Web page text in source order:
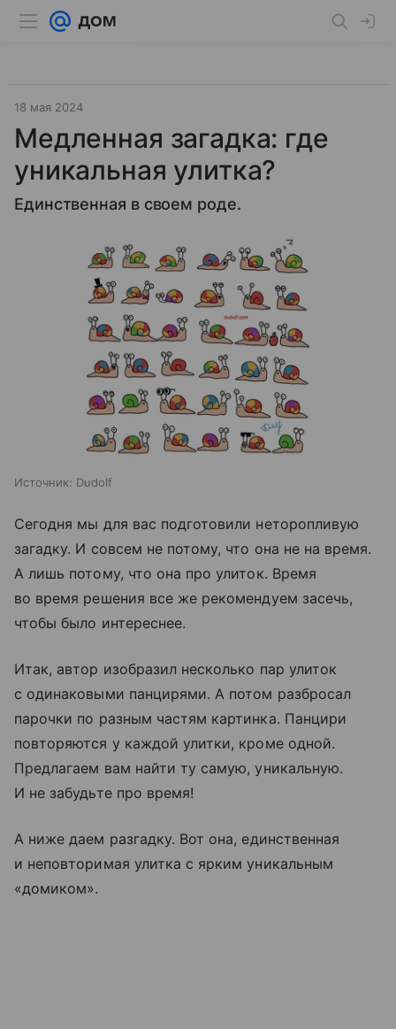
18 мая 2024
Медленная загадка: где
уникальная улитка?
Единственная в своем роде.
Источник: Dudolf
Сегодня мы для вас подготовили неторопливую
загадку. И совсем не потому, что она не на время.
А лишь потому, что она про улиток. Время
во время решения все же рекомендуем засечь,
чтобы было интереснее.
Итак, автор изобразил несколько пар улиток
с одинаковыми панцирями. А потом разбросал
парочки по разным частям картинка. Панцири
повторяются у каждой улитки, кроме одной.
Предлагаем вам найти ту самую, уникальную.
И не забудьте про время!
А ниже даем разгадку. Вот она, единственная
и неповторимая улитка с ярким уникальным
«домиком».